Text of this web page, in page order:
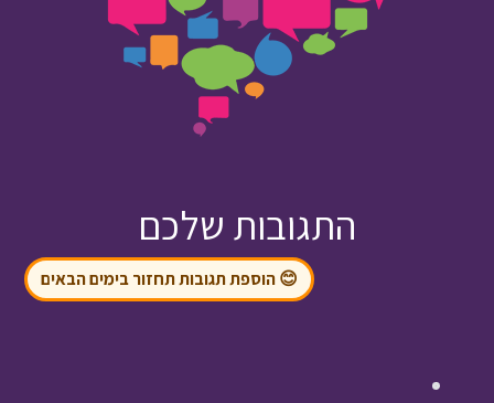
התגובות שלכם
😊 הוספת תגובות תחזור בימים הבאים